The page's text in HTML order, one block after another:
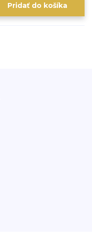
Pridať do košíka